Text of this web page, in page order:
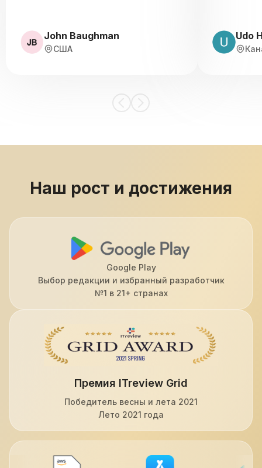
John Baughman
США
Udo
Наш рост и достижения
Google Play
Выбор редакции и избранный разработчик
№1 в 21+ странах
Премия ITreview Grid
Победитель весны и лета 2021
Лето 2021 года